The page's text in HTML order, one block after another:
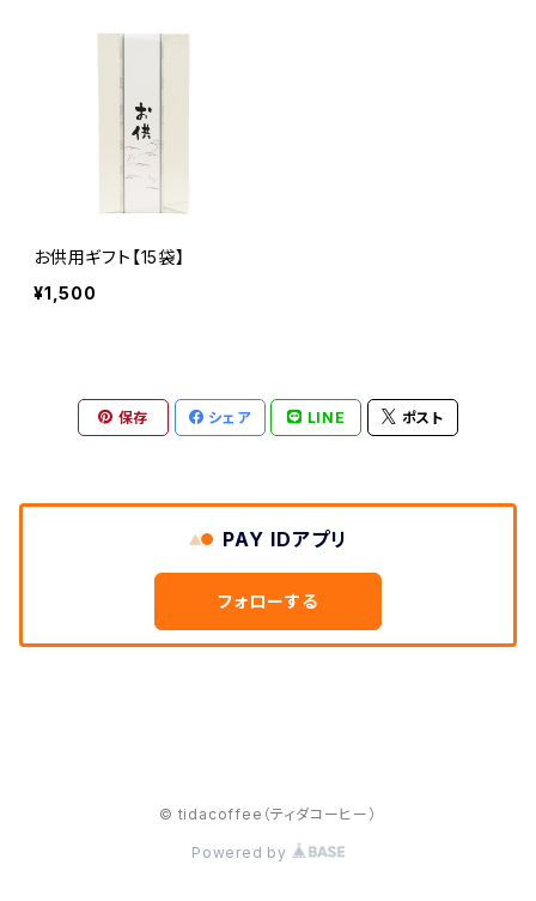
お供用ギフト【15袋】
¥1,500
保存 シェア LINE ポスト
PAY IDアプリ
フォローする
© tidacoffee（ティダコーヒー）
Powered by